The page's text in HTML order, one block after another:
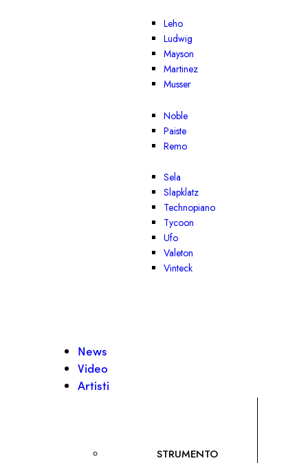
Leho
Ludwig
Mayson
Martinez
Musser
Noble
Paiste
Remo
Sela
Slapklatz
Technopiano
Tycoon
Ufo
Valeton
Vinteck
News
Video
Artisti
STRUMENTO